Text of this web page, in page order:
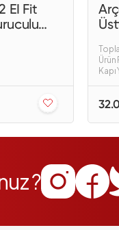
EI Fit
Ürün
?